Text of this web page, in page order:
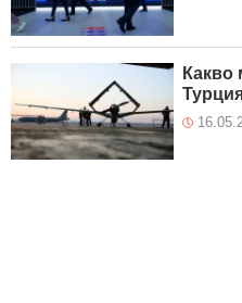
Какво